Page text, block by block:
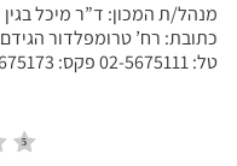
מנהל/ת המכון: ד”ר מיכל בגין
כתובת: רח’ טרומפלדור הגידם 3, ירושלים
טל: 02-5675111 פקס: 02-5675173